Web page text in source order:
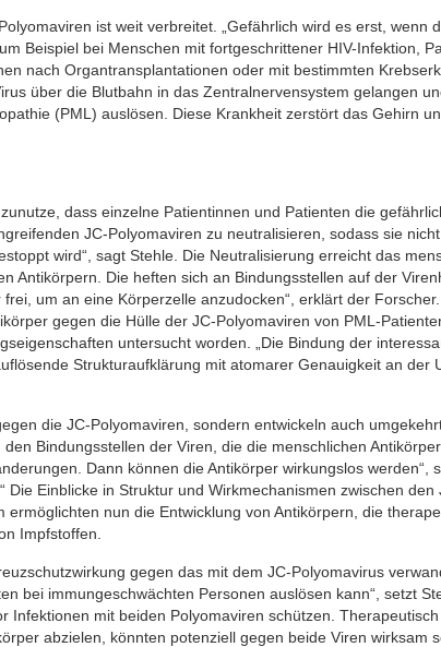
ist weit verbreitet. „Gefährlich wird es erst, wenn
Beispiel bei Menschen mit fortgeschrittener HIV-Infektion,
nach Organtransplantationen oder mit bestimmten
über die Blutbahn in das Zentralnervensystem gelangen
(PML) auslösen. Diese Krankheit zerstört das Gehirn
dass einzelne Patientinnen und Patienten die
JC-Polyomaviren zu neutralisieren, sodass sie
wird“, sagt Stehle. Die Neutralisierung erreicht das
Antikörpern. Die heften sich an Bindungsstellen auf der
um an eine Körperzelle anzudocken“, erklärt der Forscher.
gegen die Hülle der JC-Polyomaviren von PML-
untersucht worden. „Die Bindung der
Strukturaufklärung mit atomarer Genauigkeit an der
die JC-Polyomaviren, sondern entwickeln auch
Bindungsstellen der Viren, die die menschlichen
Dann können die Antikörper wirkungslos werden“,
Die Einblicke in Struktur und Wirkmechanismen zwischen den
nun die Entwicklung von Antikörpern, die
Impfstoffen.
gegen das mit dem JC-Polyomavirus
bei immungeschwächten Personen auslösen kann“, setzt
Infektionen mit beiden Polyomaviren schützen.
abzielen, könnten potenziell gegen beide Viren wirksam